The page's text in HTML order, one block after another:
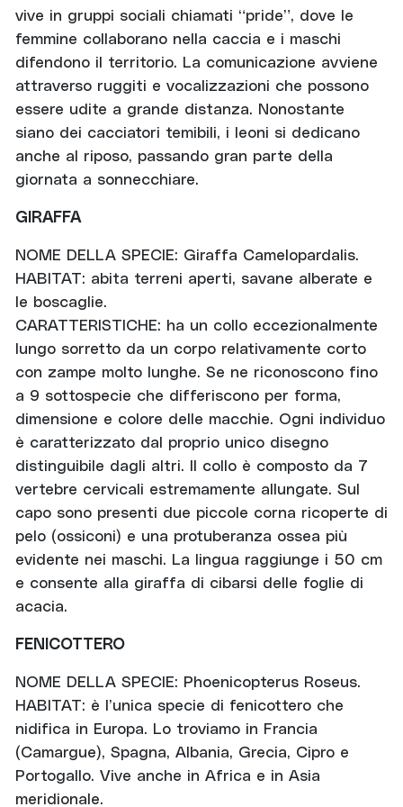
vive in gruppi sociali chiamati “pride”, dove le
femmine collaborano nella caccia e i maschi
difendono il territorio. La comunicazione avviene
attraverso ruggiti e vocalizzazioni che possono
essere udite a grande distanza. Nonostante
siano dei cacciatori temibili, i leoni si dedicano
anche al riposo, passando gran parte della
giornata a sonnecchiare.
GIRAFFA
NOME DELLA SPECIE: Giraffa Camelopardalis.
HABITAT: abita terreni aperti, savane alberate e
le boscaglie.
CARATTERISTICHE: ha un collo eccezionalmente
lungo sorretto da un corpo relativamente corto
con zampe molto lunghe. Se ne riconoscono fino
a 9 sottospecie che differiscono per forma,
dimensione e colore delle macchie. Ogni individuo
è caratterizzato dal proprio unico disegno
distinguibile dagli altri. Il collo è composto da 7
vertebre cervicali estremamente allungate. Sul
capo sono presenti due piccole corna ricoperte di
pelo (ossiconi) e una protuberanza ossea più
evidente nei maschi. La lingua raggiunge i 50 cm
e consente alla giraffa di cibarsi delle foglie di
acacia.
FENICOTTERO
NOME DELLA SPECIE: Phoenicopterus Roseus.
HABITAT: è l’unica specie di fenicottero che
nidifica in Europa. Lo troviamo in Francia
(Camargue), Spagna, Albania, Grecia, Cipro e
Portogallo. Vive anche in Africa e in Asia
meridionale.